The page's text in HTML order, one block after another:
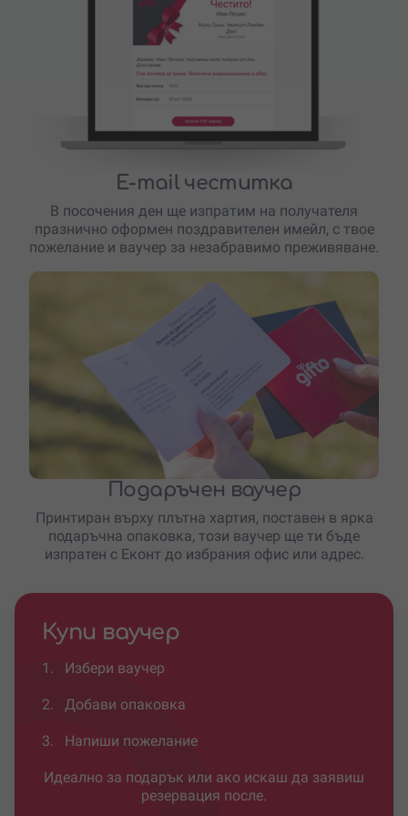
E-mail честитка
В посочения ден ще изпратим на получателя
празнично оформен поздравителен имейл, с твое
пожелание и ваучер за незабравимо преживяване.
Подаръчен ваучер
Принтиран върху плътна хартия, поставен в ярка
подаръчна опаковка, този ваучер ще ти бъде
изпратен с Еконт до избрания офис или адрес.
Купи ваучер
1. Избери ваучер
2. Добави опаковка
3. Напиши пожелание
Идеално за подарък или ако искаш да заявиш
резервация после.